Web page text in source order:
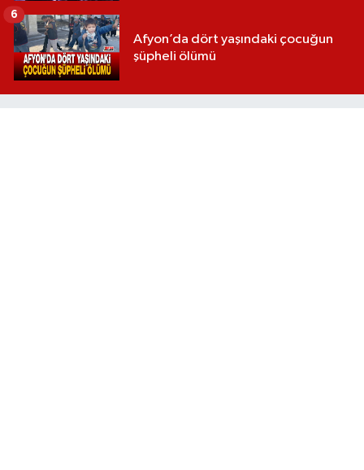
Afyon’da dört yaşındaki çocuğun
şüpheli ölümü
6